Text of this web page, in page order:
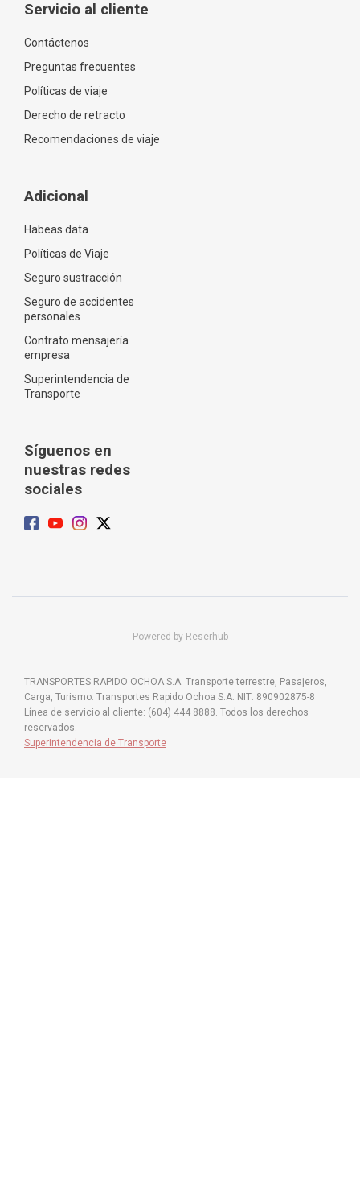
Servicio al cliente
Contáctenos
Preguntas frecuentes
Políticas de viaje
Derecho de retracto
Recomendaciones de viaje
Adicional
Habeas data
Políticas de Viaje
Seguro sustracción
Seguro de accidentes
personales
Contrato mensajería
empresa
Superintendencia de
Transporte
Síguenos en
nuestras redes
sociales
Powered by Reserhub
TRANSPORTES RAPIDO OCHOA S.A. Transporte terrestre, Pasajeros,
Carga, Turismo. Transportes Rapido Ochoa S.A. NIT: 890902875-8
Línea de servicio al cliente: (604) 444 8888. Todos los derechos
reservados.
Superintendencia de Transporte